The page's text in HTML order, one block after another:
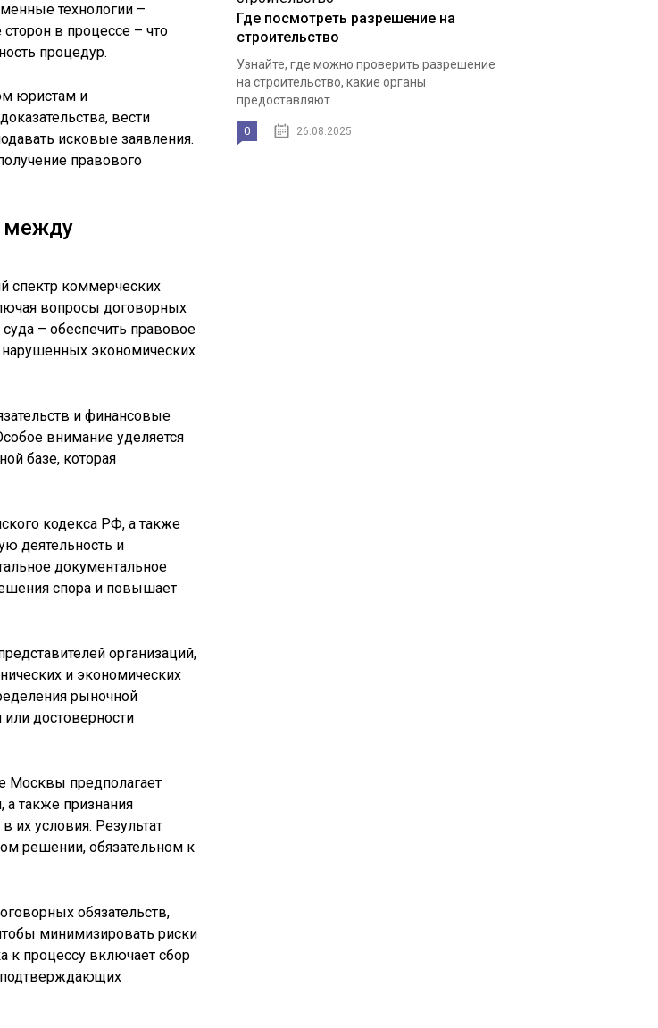
технологии –
в процессе – что
процедур.
юристам и
вести
исковые заявления.
правового
между
спектр коммерческих
вопросы договорных
суда – обеспечить правовое
нарушенных экономических
и финансовые
внимание уделяется
базе, которая
кодекса РФ, а также
деятельность и
документальное
спора и повышает
организаций,
и экономических
рыночной
или достоверности
Москвы предполагает
также признания
их условия. Результат
решении, обязательном к
обязательств,
минимизировать риски
к процессу включает сбор
подтверждающих
Где посмотреть разрешение на
строительство
Узнайте, где можно проверить разрешение
на строительство, какие органы
предоставляют...
0 26.08.2025